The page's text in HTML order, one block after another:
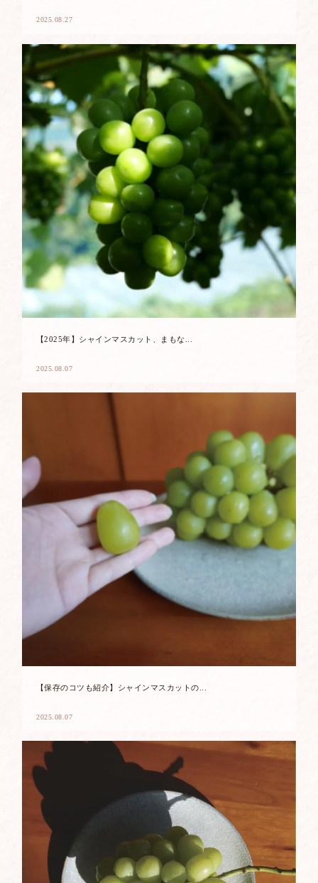
2025.08.27
【2025年】シャインマスカット、まもな...
2025.08.07
【保存のコツも紹介】シャインマスカットの...
2025.08.07